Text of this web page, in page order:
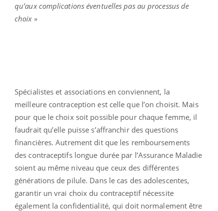
qu’aux complications éventuelles pas au processus de
choix »
Spécialistes et associations en conviennent, la
meilleure contraception est celle que l’on choisit. Mais
pour que le choix soit possible pour chaque femme, il
faudrait qu’elle puisse s’affranchir des questions
financières. Autrement dit que les remboursements
des contraceptifs longue durée par l’Assurance Maladie
soient au même niveau que ceux des différentes
générations de pilule. Dans le cas des adolescentes,
garantir un vrai choix du contraceptif nécessite
également la confidentialité, qui doit normalement être